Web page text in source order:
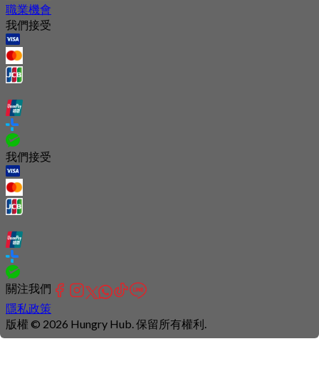
職業機會
我們接受
我們接受
關注我們
隱私政策
版權 © 2026 Hungry Hub. 保留所有權利.
Connection